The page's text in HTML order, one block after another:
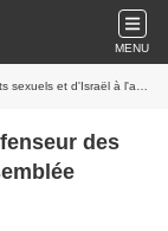
MENU
à l'assemblée nationale
des